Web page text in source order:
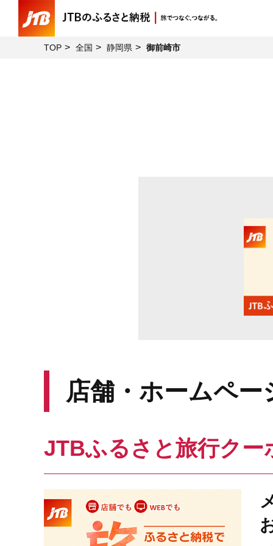
TOP 全国 静岡県 御前崎市
店舗・ホームペ
JTBふるさと旅行クー